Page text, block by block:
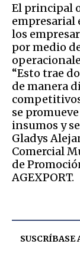
El principal
empresarial
los
por medio
“Esto trae
de manera
se
insumos y
Gladys
Comercial
de
AGEXPORT.
SUSCRÍBASE